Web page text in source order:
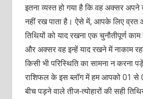
इतना व्यस्त हो गया है कि वह अक्सर अपने
नहीं रख पाता है। ऐसे में, आपके लिए व्रत
तिथियों को याद रखना एक चुनौतीपूर्ण
और अक्सर वह इन्हें याद रखने में नाकाम
किसी भी परिस्थिति का सामना न करना
राशिफल के इस ब्लॉग में हम आपको 01 से
बीच पड़ने वाले तीज-त्योहारों की सही